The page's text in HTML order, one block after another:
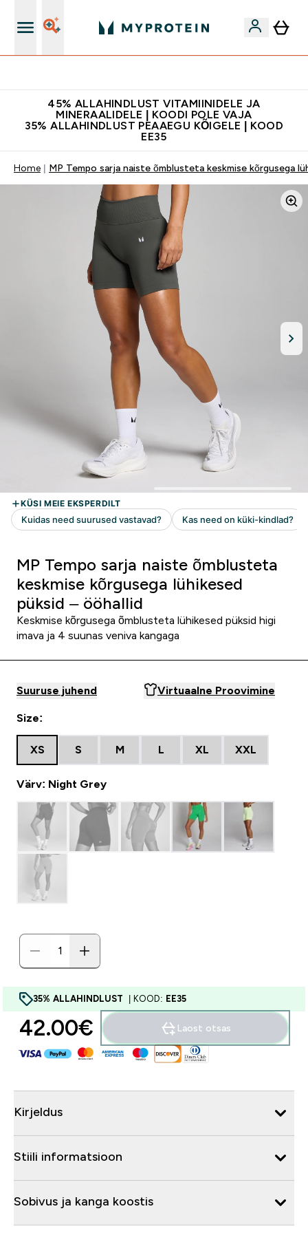
45% ALLAHINDLUST VITAMIINIDELE JA
MINERAALIDELE | KOODI POLE VAJA
35% ALLAHINDLUST PEAAEGU KÕIGELE | KOOD
EE35
Home MP Tempo sarja naiste õmblusteta keskmise kõrgusega
MP Tempo sarja naiste õmblusteta
keskmise kõrgusega lühikesed
püksid – ööhallid
Keskmise kõrgusega õmblusteta lühikesed püksid higi
imava ja 4 suunas veniva kangaga
Suuruse juhend Virtuaalne Proovimine
Size:
XS S M L XL XXL
Värv: Night Grey
35% ALLAHINDLUST | KOOD: EE35
42.00€‎ Laost otsas
Kirjeldus
Stiili informatsioon
Sobivus ja kanga koostis